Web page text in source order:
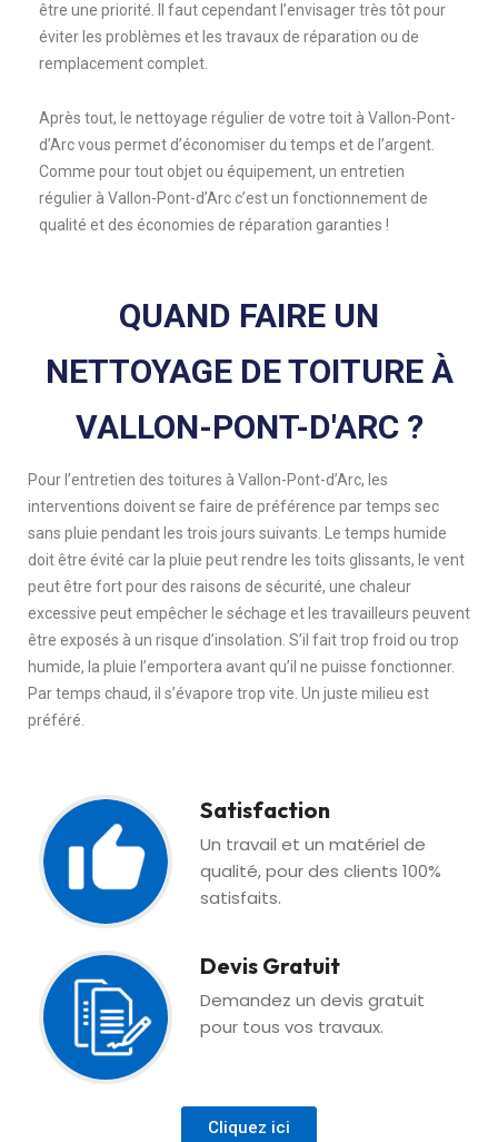
être une priorité. Il faut cependant l’envisager très tôt pour
éviter les problèmes et les travaux de réparation ou de
remplacement complet.
Après tout, le nettoyage régulier de votre toit à Vallon-Pont-
d’Arc vous permet d’économiser du temps et de l’argent.
Comme pour tout objet ou équipement, un entretien
régulier à Vallon-Pont-d’Arc c’est un fonctionnement de
qualité et des économies de réparation garanties !
QUAND FAIRE UN
NETTOYAGE DE TOITURE À
VALLON-PONT-D'ARC ?
Pour l’entretien des toitures à Vallon-Pont-d’Arc, les
interventions doivent se faire de préférence par temps sec
sans pluie pendant les trois jours suivants. Le temps humide
doit être évité car la pluie peut rendre les toits glissants, le vent
peut être fort pour des raisons de sécurité, une chaleur
excessive peut empêcher le séchage et les travailleurs peuvent
être exposés à un risque d’insolation. S’il fait trop froid ou trop
humide, la pluie l’emportera avant qu’il ne puisse fonctionner.
Par temps chaud, il s’évapore trop vite. Un juste milieu est
préféré.
Satisfaction
Un travail et un matériel de
qualité, pour des clients 100%
satisfaits.
Devis Gratuit
Demandez un devis gratuit
pour tous vos travaux.
Cliquez ici